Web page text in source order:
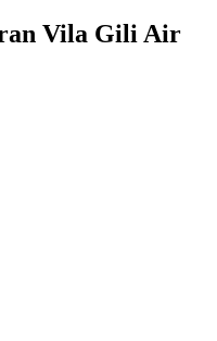
Vila Gili Air